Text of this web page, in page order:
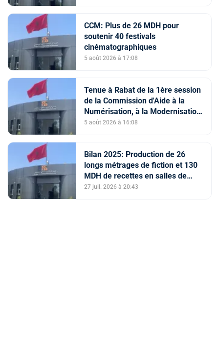
CCM: Plus de 26 MDH pour
soutenir 40 festivals
cinématographiques
5 août 2026 à 17:08
Tenue à Rabat de la 1ère session
de la Commission d'Aide à la
Numérisation, à la Modernisation
et à la Création des Salles de
5 août 2026 à 16:08
Bilan 2025: Production de 26
longs métrages de fiction et 130
MDH de recettes en salles de
cinéma (CCM)
27 juil. 2026 à 20:43